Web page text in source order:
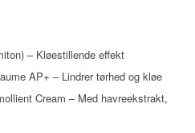
– Kløestillende effekt
AP+ – Lindrer tørhed og kløe
Cream – Med havreekstrakt,